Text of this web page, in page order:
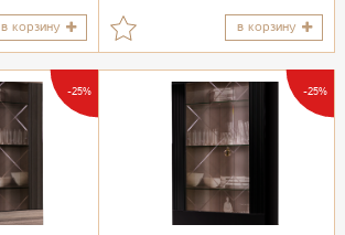
в корзину в корзину
-25% -25%